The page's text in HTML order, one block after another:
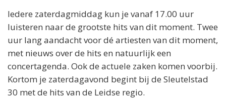
Iedere zaterdagmiddag kun je vanaf 17.00 uur
luisteren naar de grootste hits van dit moment. Twee
uur lang aandacht voor dé artiesten van dit moment,
met nieuws over de hits en natuurlijk een
concertagenda. Ook de actuele zaken komen voorbij.
Kortom je zaterdagavond begint bij de Sleutelstad
30 met de hits van de Leidse regio.